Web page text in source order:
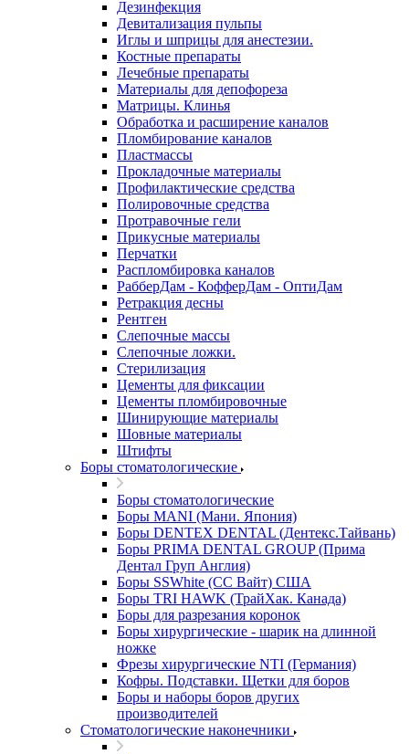
Дезинфекция
Девитализация пульпы
Иглы и шприцы для анестезии.
Костные препараты
Лечебные препараты
Материалы для депофореза
Матрицы. Клинья
Обработка и расширение каналов
Пломбирование каналов
Пластмассы
Прокладочные материалы
Профилактические средства
Полировочные средства
Протравочные гели
Прикусные материалы
Перчатки
Распломбировка каналов
РабберДам - КофферДам - ОптиДам
Ретракция десны
Рентген
Слепочные массы
Слепочные ложки.
Стерилизация
Цементы для фиксации
Цементы пломбировочные
Шинирующие материалы
Шовные материалы
Штифты
Боры стоматологические
Боры стоматологические
Боры MANI (Мани. Япония)
Боры DENTEX DENTAL (Дентекс.Тайвань)
Боры PRIMA DENTAL GROUP (Прима
Дентал Груп Англия)
Боры SSWhite (СС Вайт) США
Боры TRI HAWK (ТрайХак. Канада)
Боры для разрезания коронок
Боры хирургические - шарик на длинной
ножке
Фрезы хирургические NTI (Германия)
Кофры. Подставки. Щетки для боров
Боры и наборы боров других
производителей
Стоматологические наконечники